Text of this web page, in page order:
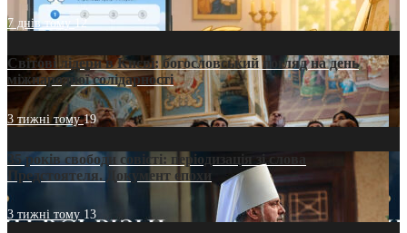
7 днів тому12
Світові лідери в Києві: богословський погляд на день
міжнародної солідарності
3 тижні тому19
35 років свободи совісті: періодизація зі слова
Предстоятеля. Документ епохи
3 тижні тому 13